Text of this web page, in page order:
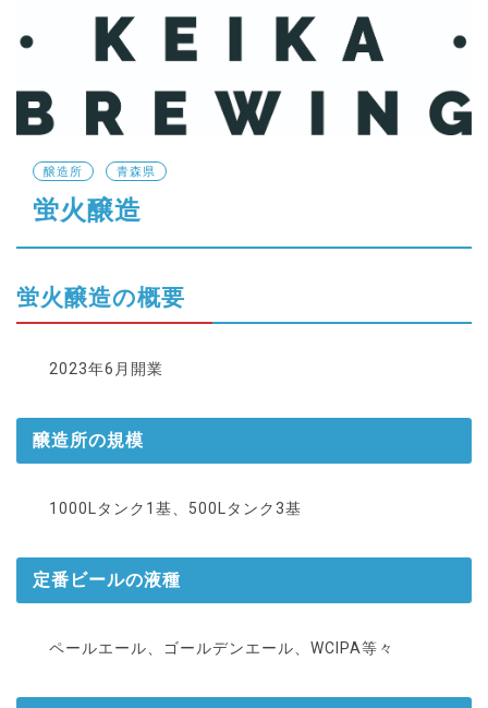
醸造所 青森県
蛍火醸造
蛍火醸造の概要
2023年6月開業
醸造所の規模
1000Lタンク1基、500Lタンク3基
定番ビールの液種
ペールエール、ゴールデンエール、WCIPA等々